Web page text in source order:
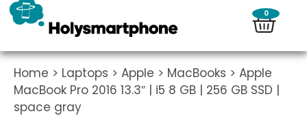
0
Home > Laptops > Apple > MacBooks > Apple
MacBook Pro 2016 13.3″ | i5 8 GB | 256 GB SSD |
space gray